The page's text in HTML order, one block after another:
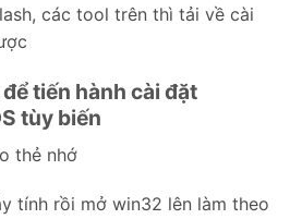
các tool trên thì tải về cài
tiến hành cài đặt
tùy biến
thẻ nhớ
tính rồi mở win32 lên làm theo